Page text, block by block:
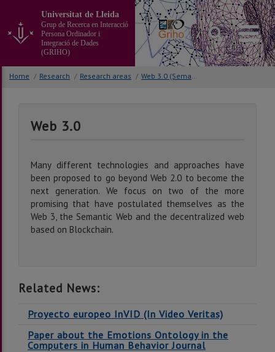
the
main
of
the
Universitat de Lleida
Grup de Recerca en Interacció
Persona Ordinador i
Integració de Dades
(GRIHO)
Home / Research / Research areas / Web 3.0 (Semantics & Blockchain)
Web 3.0
Many different technologies and approaches have
been proposed to go beyond Web 2.0 to become the
next generation. We focus on two of the more
promising that have postulated themselves as the
Web 3, the Semantic Web and the decentralized web
based on Blockchain.
Related News:
Proyecto europeo InVID (In Video Veritas)
Paper about the Emotions Ontology in the
Computers in Human Behavior Journal